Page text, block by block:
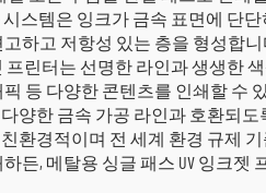
스템은 잉크가 금속 표면에 단
하고 저항성 있는 층을 형성합
프린터는 선명한 라인과 생생한
등 다양한 콘텐츠를 인쇄할 수
양한 금속 가공 라인과 호환되
환경적이며 전 세계 환경 규제
든, 메탈용 싱글 패스 UV 잉크